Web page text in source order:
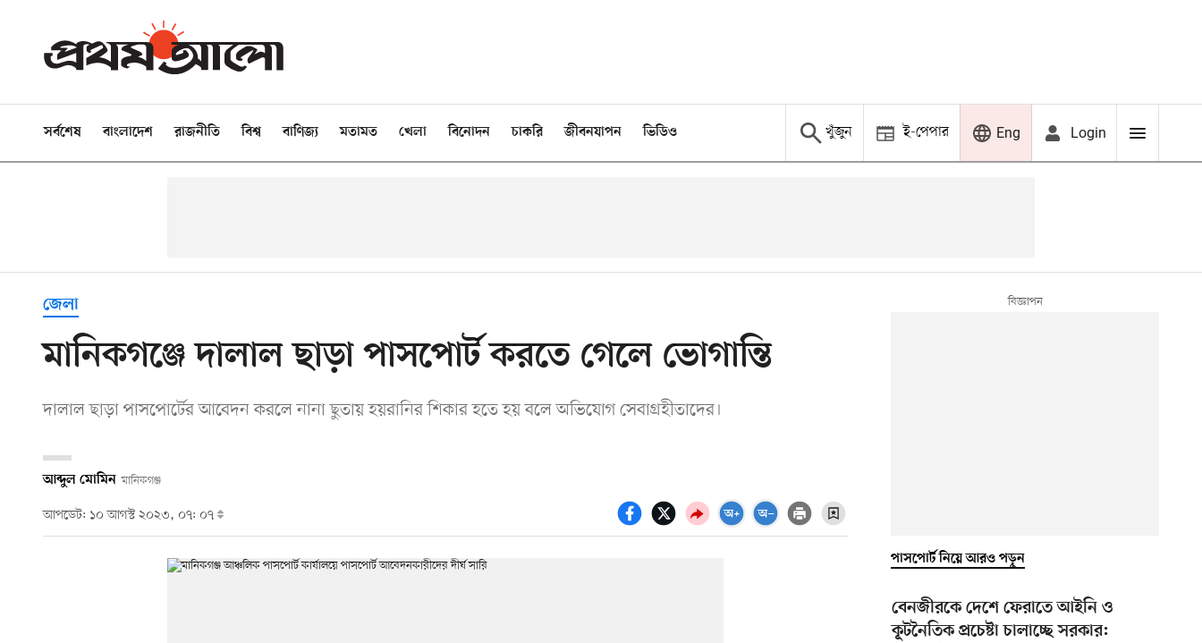
সর্বশেষ বাংলাদেশ রাজনীতি বিশ্ব বাণিজ্য মতামত খেলা বিনোদন চাকরি জীবনযাপন ভিডিও খুঁজুন ই-পেপার Eng Login
জেলা
মানিকগঞ্জে দালাল ছাড়া পাসপোর্ট করতে গেলে ভোগান্তি
দালাল ছাড়া পাসপোর্টের আবেদন করলে নানা ছুতায় হয়রানির শিকার হতে হয় বলে অভিযোগ সেবাগ্রহীতাদের।
আব্দুল মোমিন মানিকগঞ্জ
আপডেট: ১০ আগস্ট ২০২৩, ০৭: ০৭
পাসপোর্ট নিয়ে আরও পড়ুন
বেনজীরকে দেশে ফেরাতে আইনি ও
কূটনৈতিক প্রচেষ্টা চালাচ্ছে সরকার: